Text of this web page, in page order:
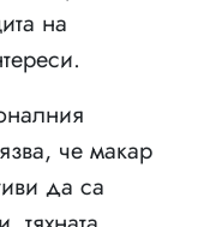
на
че макар
да са